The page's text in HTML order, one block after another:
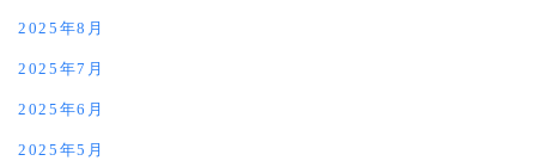
2025年8月
2025年7月
2025年6月
2025年5月